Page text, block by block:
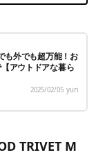
も外でも超万能！お
アウトドアな暮ら
2025/02/05 yuri
TRIVET M